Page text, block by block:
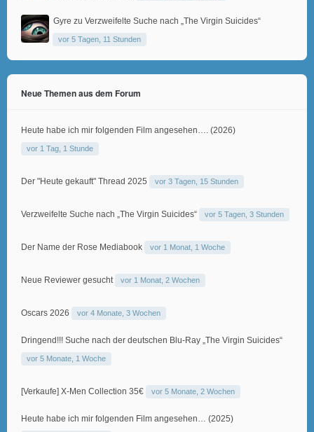
Gyre zu Verzweifelte Suche nach „The Virgin Suicides“
vor 5 Tagen, 11 Stunden
Neue Themen aus dem Forum
Heute habe ich mir folgenden Film angesehen…. (2026)
vor 1 Tag, 1 Stunde
Der "Heute gekauft" Thread 2025 vor 3 Tagen, 15 Stunden
Verzweifelte Suche nach „The Virgin Suicides“ vor 5 Tagen, 3 Stunden
Der Name der Rose Mediabook vor 1 Monat, 1 Woche
Neue Reviewer gesucht vor 1 Monat, 2 Wochen
Oscars 2026 vor 4 Monate, 3 Wochen
Dringend!!! Suche nach der deutschen Blu-Ray „The Virgin Suicides“
vor 5 Monate, 1 Woche
[Verkaufe] X-Men Collection 35€ vor 5 Monate, 2 Wochen
Heute habe ich mir folgenden Film angesehen… (2025)